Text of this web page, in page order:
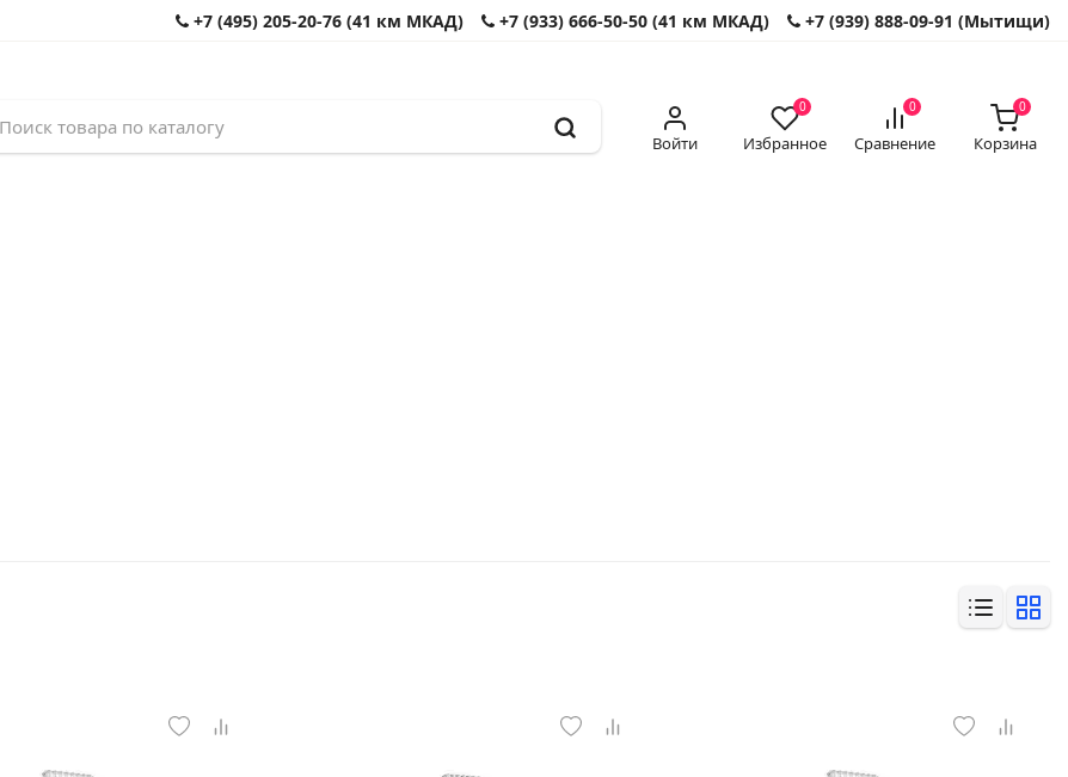
+7 (495) 205-20-76 (41 км МКАД) +7 (933) 666-50-50 (41 км МКАД) +7 (939) 888-09-91 (Мытищи)
Войти
0
Избранное
0
Сравнение
0
Корзина